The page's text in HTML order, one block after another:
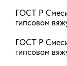
ГОСТ Р
гипсовом
ГОСТ Р Смеси
гипсовом